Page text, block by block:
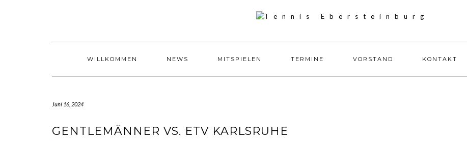
WILLKOMMEN NEWS MITSPIELEN TERMINE VORSTAND KONTAKT
Juni 16, 2024
GENTLEMÄNNER VS. ETV KARLSRUHE